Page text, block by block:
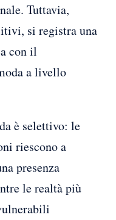
Tuttavia,
si registra una
con il
a livello
è selettivo: le
riescono a
presenza
le realtà più